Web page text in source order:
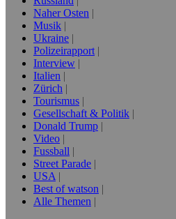
Naher Osten
Musik
Ukraine
Polizeirapport
Interview
Italien
Zürich
Tourismus
Gesellschaft & Politik
Donald Trump
Video
Fussball
Street Parade
USA
Best of watson
Alle Themen